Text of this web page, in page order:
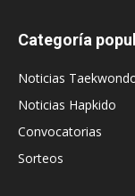
Categoría
Noticias
Noticias Hapkido
Convocatorias
Sorteos